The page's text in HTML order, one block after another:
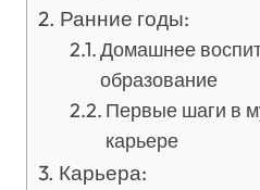
Ранние годы:
Домашнее
образование
Первые шаги в
карьере
Карьера: